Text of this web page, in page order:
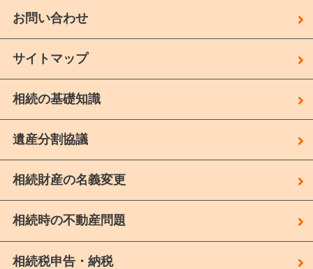
お問い合わせ
サイトマップ
相続の基礎知識
遺産分割協議
相続財産の名義変更
相続時の不動産問題
相続税申告・納税